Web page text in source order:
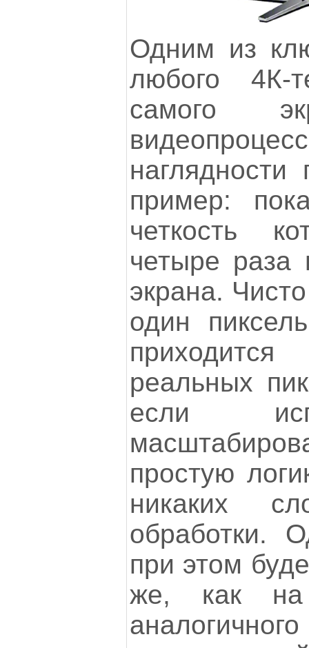
Одним из
любого 4К-
самого
наглядности
пример:
четкость
четыре раза
экрана.
один
реальных
если
простую
никаких
обработки.
при этом
же, как на